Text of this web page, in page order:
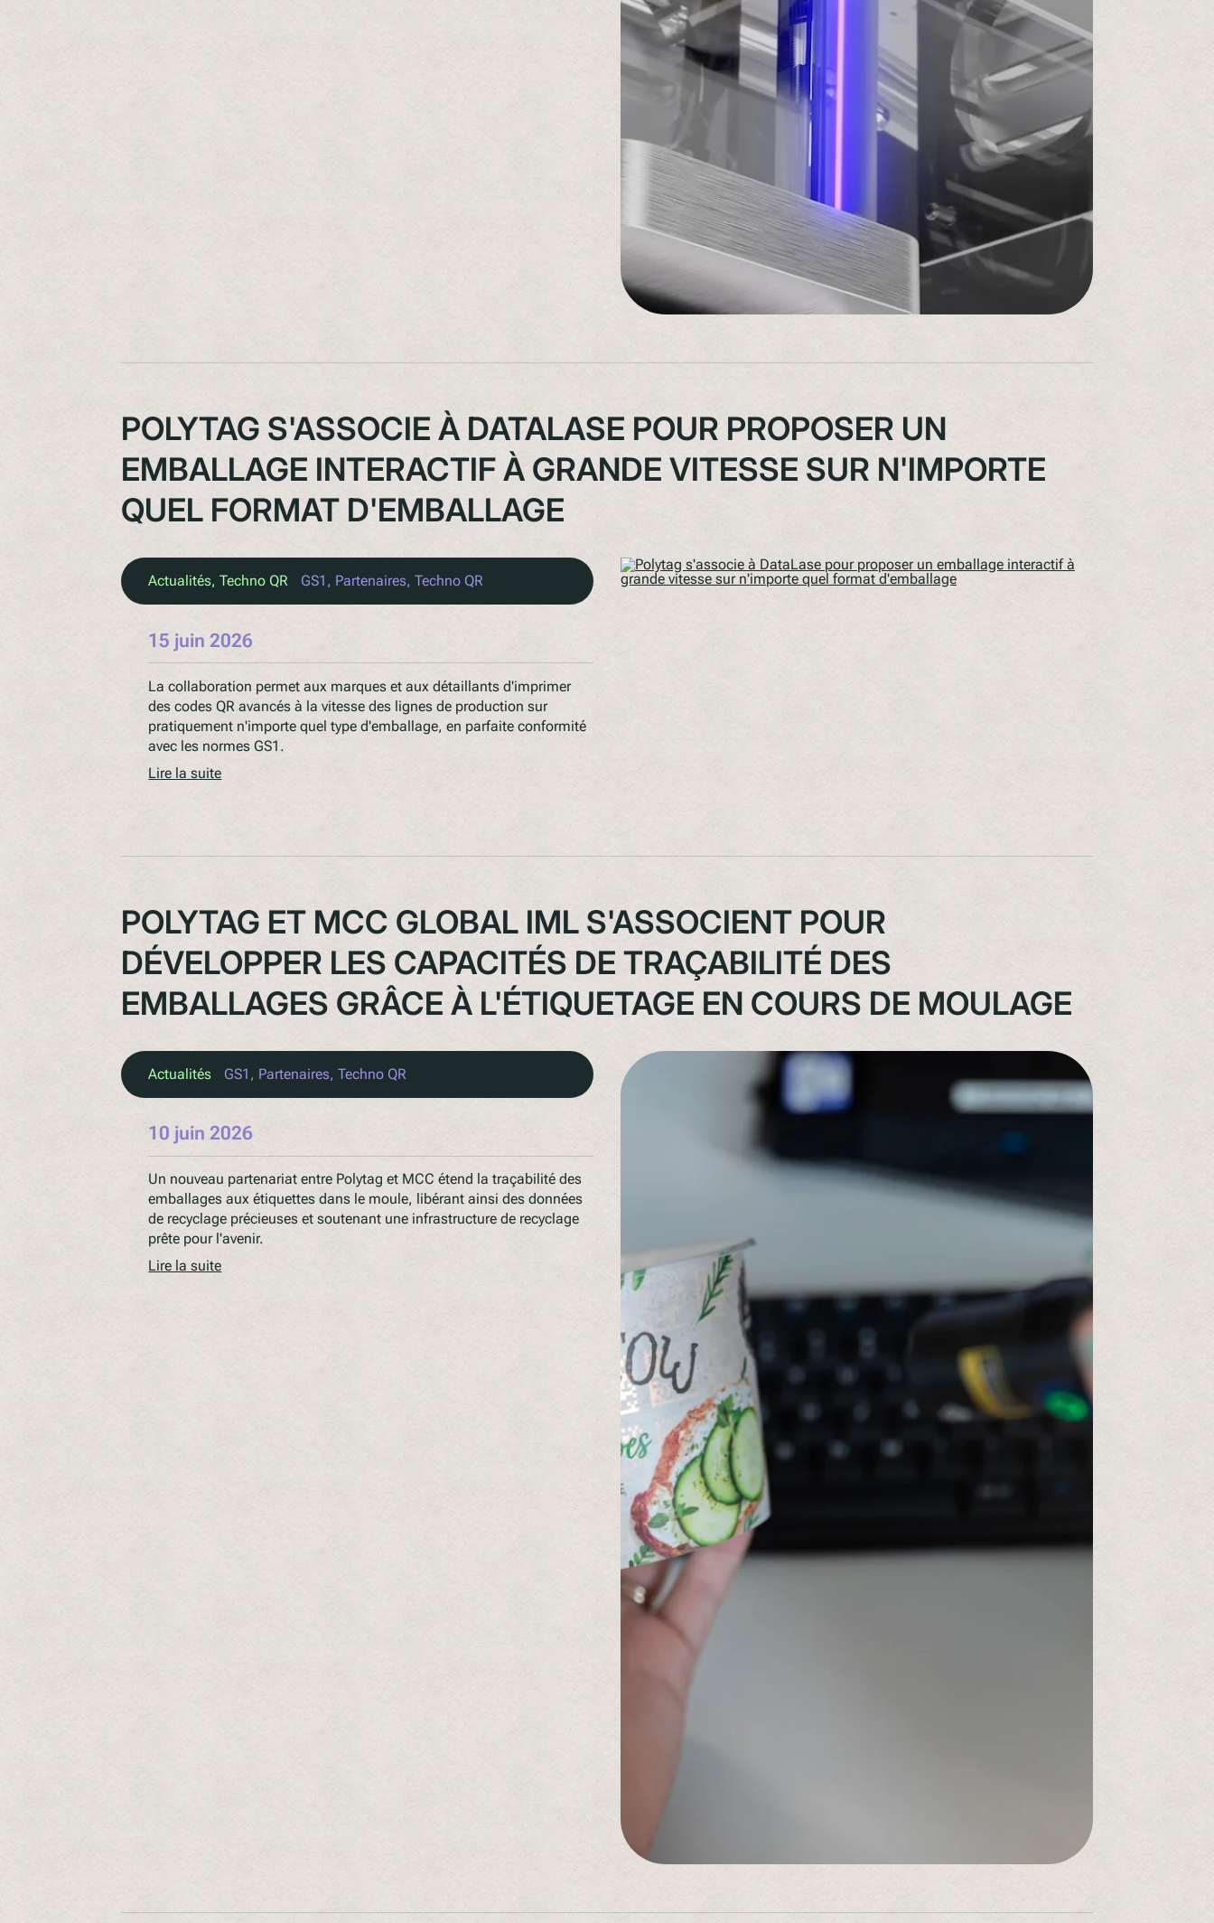
POLYTAG S'ASSOCIE À DATALASE POUR PROPOSER UN
EMBALLAGE INTERACTIF À GRANDE VITESSE SUR N'IMPORTE
QUEL FORMAT D'EMBALLAGE
Actualités, Techno QR GS1 , Partenaires, Techno QR
15 juin 2026
La collaboration permet aux marques et aux détaillants d'imprimer
des codes QR avancés à la vitesse des lignes de production sur
pratiquement n'importe quel type d'emballage, en parfaite conformité
avec les normes GS1.
Lire la suite
POLYTAG ET MCC GLOBAL IML S'ASSOCIENT POUR
DÉVELOPPER LES CAPACITÉS DE TRAÇABILITÉ DES
EMBALLAGES GRÂCE À L'ÉTIQUETAGE EN COURS DE MOULAGE
Actualités GS1 , Partenaires, Techno QR
10 juin 2026
Un nouveau partenariat entre Polytag et MCC étend la traçabilité des
emballages aux étiquettes dans le moule, libérant ainsi des données
de recyclage précieuses et soutenant une infrastructure de recyclage
prête pour l'avenir.
Lire la suite